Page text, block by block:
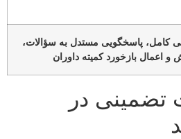
کامل، پاسخگویی مستدل به سؤالات،
و اعمال بازخورد کمیته داوران
تضمینی در